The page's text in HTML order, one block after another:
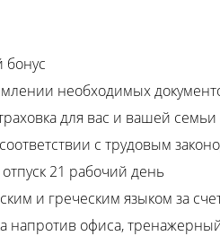
бонус
необходимых
для вас и вашей семьи
с трудовым
21 рабочий день
и греческим языком за
напротив офиса,